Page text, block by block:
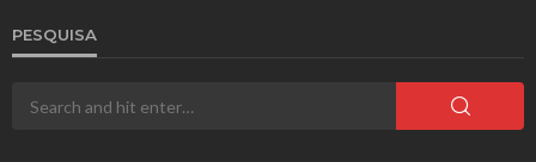
PESQUISA